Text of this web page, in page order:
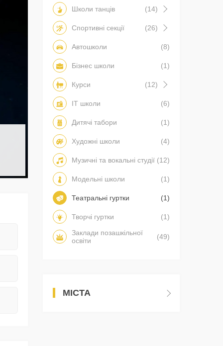
Школи танців (14)
Спортивні секції (26)
Автошколи (8)
Бізнес школи (1)
Курси (12)
IT школи (6)
Дитячі табори (1)
Художні школи (4)
Музичні та вокальні студії (12)
Модельні школи (1)
Театральні гуртки (1)
Творчі гуртки
(1)
Заклади позашкільної
освіти
(49)
МІСТА